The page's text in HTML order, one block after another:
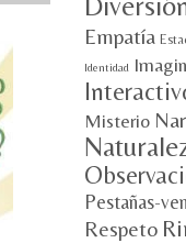
Empatía
Identidad
Misterio
Pestañas-
Respeto